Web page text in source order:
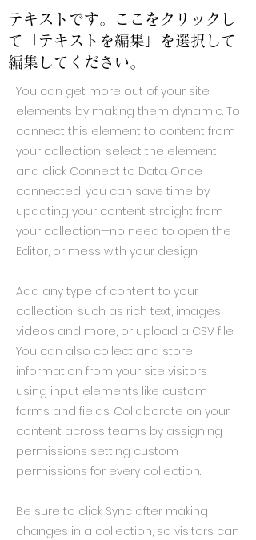
テキストです。ここをクリックし
て「テキストを編集」を選択して
編集してください。
You can get more out of your site
elements by making them dynamic. To
connect this element to content from
your collection, select the element
and click Connect to Data. Once
connected, you can save time by
updating your content straight from
your collection—no need to open the
Editor, or mess with your design.
Add any type of content to your
collection, such as rich text, images,
videos and more, or upload a CSV file.
You can also collect and store
information from your site visitors
using input elements like custom
forms and fields. Collaborate on your
content across teams by assigning
permissions setting custom
permissions for every collection.
Be sure to click Sync after making
changes in a collection, so visitors can